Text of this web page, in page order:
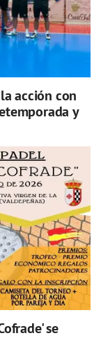
acción con
y
se